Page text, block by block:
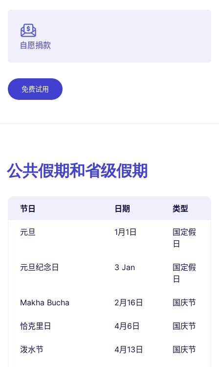
自愿捐款
免费试用
公共假期和省级假期
节日 日期 类型
元旦 1月1日
国定假
日
元旦纪念日 3 Jan
国定假
日
Makha Bucha 2月16日 国庆节
恰克里日 4月6日 国庆节
泼水节 4月13日 国庆节